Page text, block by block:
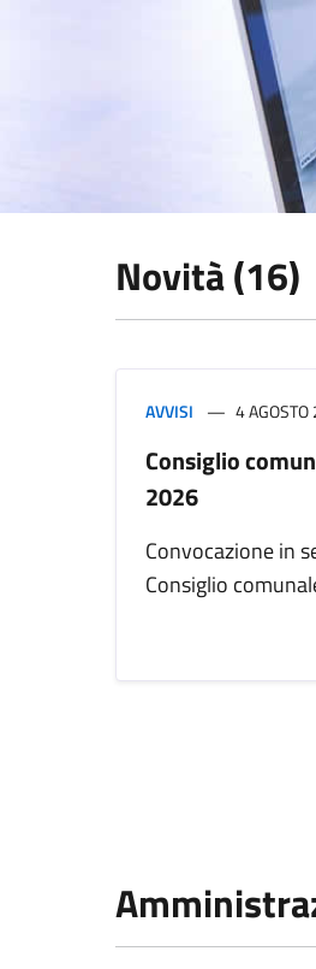
Novità (16)
AVVISI 4
Consiglio
2026
Convocazione in
Consiglio